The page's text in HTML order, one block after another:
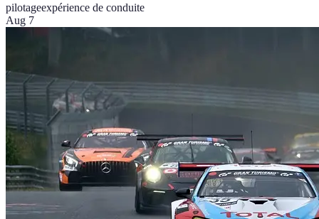
pilotageexpérience de conduite
Aug 7